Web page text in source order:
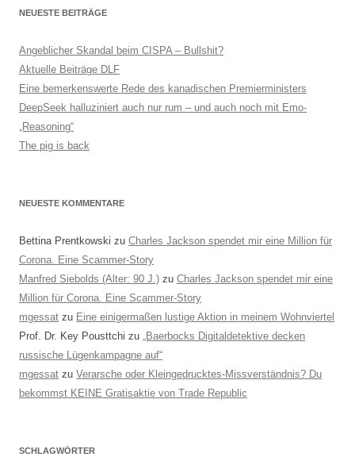
NEUESTE BEITRÄGE
Angeblicher Skandal beim CISPA – Bullshit?
Aktuelle Beiträge DLF
Eine bemerkenswerte Rede des kanadischen Premierministers
DeepSeek halluziniert auch nur rum – und auch noch mit Emo-
„Reasoning“
The pig is back
NEUESTE KOMMENTARE
Bettina Prentkowski zu Charles Jackson spendet mir eine Million für
Corona. Eine Scammer-Story
Manfred Siebolds (Alter: 90 J.) zu Charles Jackson spendet mir eine
Million für Corona. Eine Scammer-Story
mgessat zu Eine einigermaßen lustige Aktion in meinem Wohnviertel
Prof. Dr. Key Pousttchi zu
„Baerbocks Digitaldetektive decken
russische Lügenkampagne auf“
mgessat zu Verarsche oder Kleingedrucktes-Missverständnis? Du
bekommst KEINE Gratisaktie von Trade Republic
SCHLAGWÖRTER